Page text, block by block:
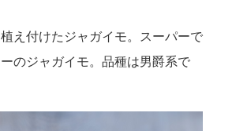
え付けたジャガイモ。スーパーで
のジャガイモ。品種は男爵系で